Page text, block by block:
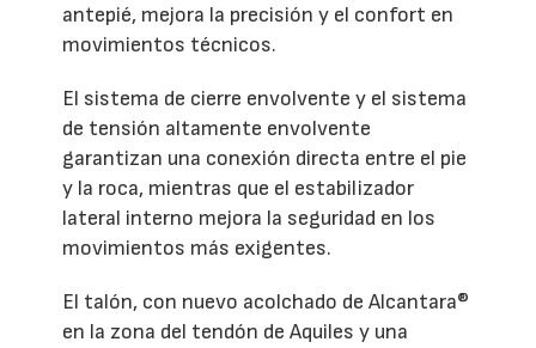
antepié, mejora la precisión y el confort en
movimientos técnicos.
El sistema de cierre envolvente y el sistema
de tensión altamente envolvente
garantizan una conexión directa entre el pie
y la roca, mientras que el estabilizador
lateral interno mejora la seguridad en los
movimientos más exigentes.
El talón, con nuevo acolchado de Alcantara®
en la zona del tendón de Aquiles y una